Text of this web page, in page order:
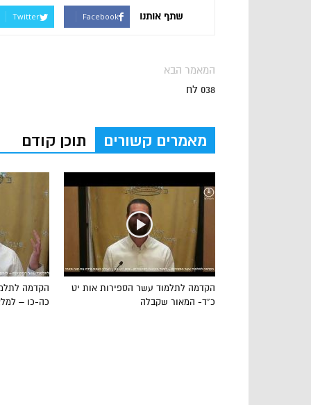
שתף אותנו Facebook
Twitter
המאמר הבא
038 לח
מאמרים קשורים תוכן קודם
הקדמה
כה-כו –
הקדמה לתלמוד עשר הספירות אות יט
כ”ד- המאור שקבלה